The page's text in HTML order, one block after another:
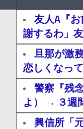
友人A『
謝するわ」
旦那が激
恋しくなっ
警察『残
よ） → ３週
興信所「